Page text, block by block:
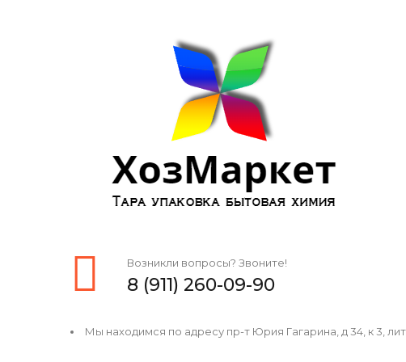
Возникли вопросы? Звоните!
8 (911) 260-09-90
Мы находимся по адресу пр-т Юрия Гагарина, д 34, к 3,